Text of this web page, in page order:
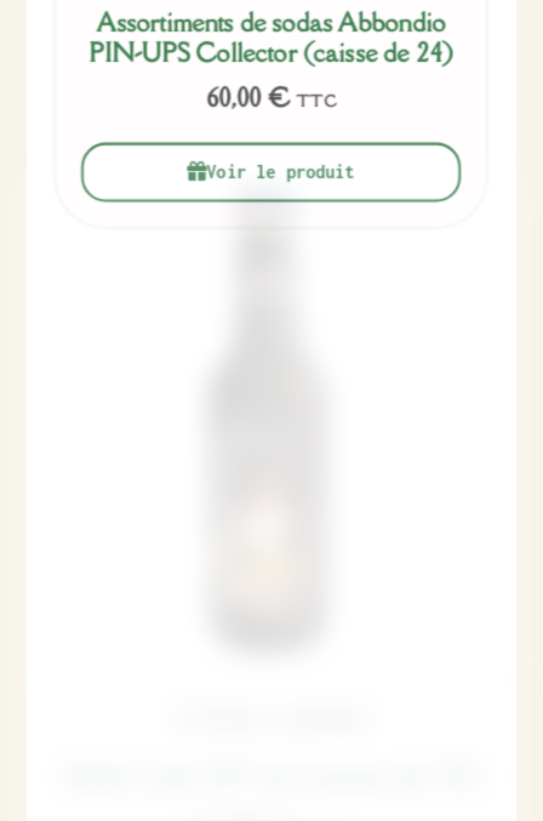
Assortiments de sodas Abbondio
PIN-UPS Collector (caisse de 24)
60,00€ TTC
Voir le produit